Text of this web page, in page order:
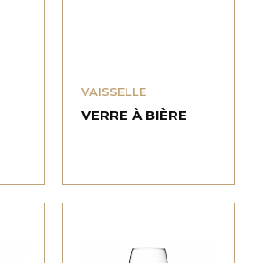
VAISSELLE
VERRE À BIÈRE